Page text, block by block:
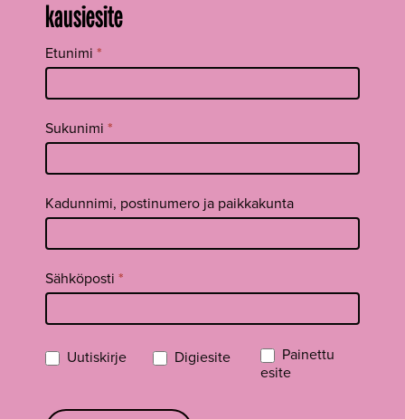
kausiesite
Tilaa
uutiskirje
footer FI
Etunimi *
Sukunimi *
Kadunnimi, postinumero ja paikkakunta
Sähköposti *
Uutiskirje Digiesite
Painettu
esite